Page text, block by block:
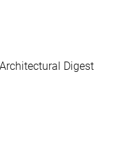
Digest